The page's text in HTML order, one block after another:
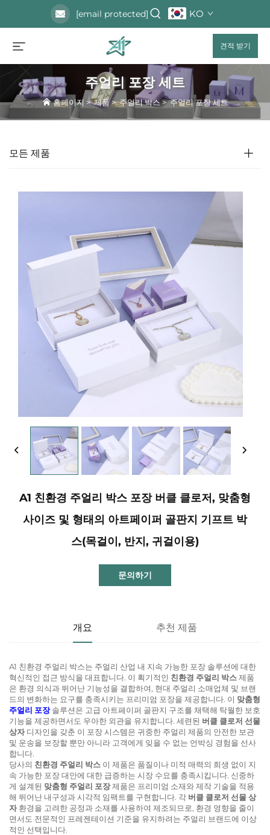
[email protected] KO
견적 받기
주얼리 포장 세트
홈페이지 >제품>주얼리 박스>주얼리 포장 세트
모든 제품
A1 친환경 주얼리 박스 포장 버클 클로저, 맞춤형
사이즈 및 형태의 아트페이퍼 골판지 기프트 박
스(목걸이, 반지, 귀걸이용)
문의하기
개요 추천 제품
A1 친환경 주얼리 박스는 주얼리 산업 내 지속 가능한 포장 솔루션에 대한
혁신적인 접근 방식을 대표합니다. 이 획기적인 친환경 주얼리 박스제품
은 환경 의식과 뛰어난 기능성을 결합하여, 현대 주얼리 소매업체 및 브랜
드의 변화하는 요구를 충족시키는 프리미엄 포장을 제공합니다. 이 맞춤형
주얼리 포장솔루션은 고급 아트페이퍼 골판지 구조를 채택해 탁월한 보호
기능을 제공하면서도 우아한 외관을 유지합니다. 세련된 버클 클로저 선물
상자디자인을 갖춘 이 포장 시스템은 귀중한 주얼리 제품의 안전한 보관
및 운송을 보장할 뿐만 아니라 고객에게 잊을 수 없는 언박싱 경험을 선사
합니다.
당사의 친환경 주얼리 박스 이 제품은 품질이나 미적 매력의 희생 없이 지
속 가능한 포장 대안에 대한 급증하는 시장 수요를 충족시킵니다. 신중하
게 설계된 맞춤형 주얼리 포장제품은 프리미엄 소재와 제작 기술을 적용
해 뛰어난 내구성과 시각적 임팩트를 구현합니다. 각 버클 클로저 선물 상
자환경을 고려한 공정과 소재를 사용하여 제조되므로, 환경 영향을 줄이
면서도 전문적인 프레젠테이션 기준을 유지하려는 주얼리 브랜드에 이상
적인 선택입니다.